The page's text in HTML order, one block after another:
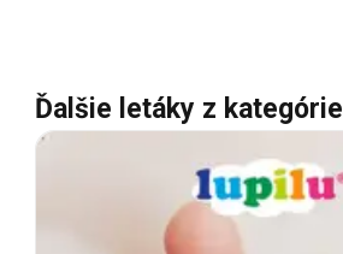
Ďalšie letáky z kategórie